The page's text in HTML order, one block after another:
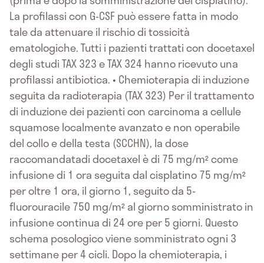
La profilassi con G-CSF può essere fatta in modo
tale da attenuare il rischio di tossicità
ematologiche. Tutti i pazienti trattati con docetaxel
degli studi TAX 323 e TAX 324 hanno ricevuto una
profilassi antibiotica. • Chemioterapia di induzione
seguita da radioterapia (TAX 323) Per il trattamento
di induzione dei pazienti con carcinoma a cellule
squamose localmente avanzato e non operabile
del collo e della testa (SCCHN), la dose
raccomandatadi docetaxel è di 75 mg/m² come
infusione di 1 ora seguita dal cisplatino 75 mg/m²
per oltre 1 ora, il giorno 1, seguito da 5-
fluorouracile 750 mg/m² al giorno somministrato in
infusione continua di 24 ore per 5 giorni. Questo
schema posologico viene somministrato ogni 3
settimane per 4 cicli. Dopo la chemioterapia, i